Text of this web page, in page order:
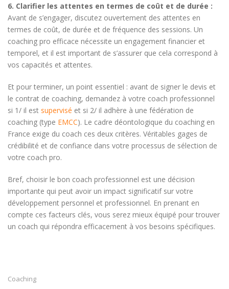
6. Clarifier les attentes en termes de coût et de durée :
Avant de s’engager, discutez ouvertement des attentes en
termes de coût, de durée et de fréquence des sessions. Un
coaching pro efficace nécessite un engagement financier et
temporel, et il est important de s’assurer que cela correspond à
vos capacités et attentes.
Et pour terminer, un point essentiel : avant de signer le devis et
le contrat de coaching, demandez à votre coach professionnel
si 1/ il est supervisé et si 2/ il adhère à une fédération de
coaching (type EMCC). Le cadre déontologique du coaching en
France exige du coach ces deux critères. Véritables gages de
crédibilité et de confiance dans votre processus de sélection de
votre coach pro.
Bref, choisir le bon coach professionnel est une décision
importante qui peut avoir un impact significatif sur votre
développement personnel et professionnel. En prenant en
compte ces facteurs clés, vous serez mieux équipé pour trouver
un coach qui répondra efficacement à vos besoins spécifiques.
Coaching